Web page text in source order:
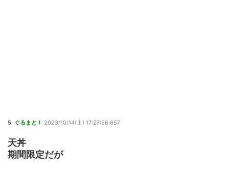
5: ぐるまと！ 2023/10/14(土) 17:27:56.657
天丼
期間限定だが